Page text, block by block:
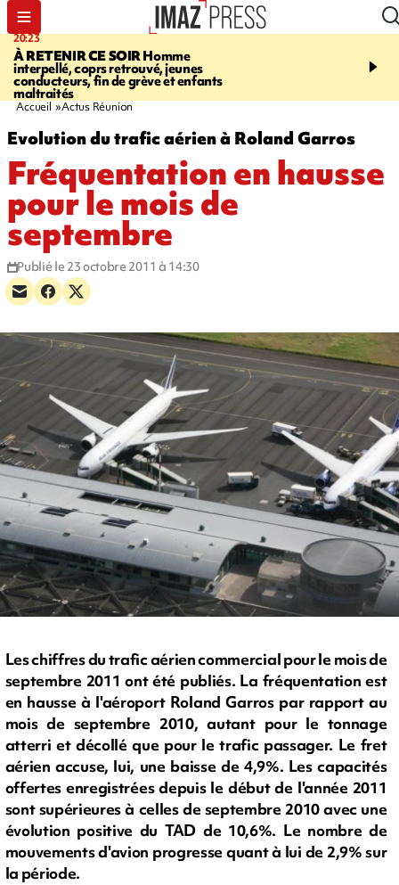
20:23
À RETENIR CE SOIRHomme
interpellé, coprs retrouvé, jeunes
conducteurs, fin de grève et enfants
maltraités
06:04
à La Réunion - des
Accueil Actus Réunion
Evolution du trafic aérien à Roland Garros
Fréquentation en hausse
pour le mois de
septembre
Publié le 23 octobre 2011 à 14:30
Les chiffres du trafic aérien commercial pour le mois de
septembre 2011 ont été publiés. La fréquentation est
en hausse à l'aéroport Roland Garros par rapport au
mois de septembre 2010, autant pour le tonnage
atterri et décollé que pour le trafic passager. Le fret
aérien accuse, lui, une baisse de 4,9%. Les capacités
offertes enregistrées depuis le début de l'année 2011
sont supérieures à celles de septembre 2010 avec une
évolution positive du TAD de 10,6%. Le nombre de
mouvements d'avion progresse quant à lui de 2,9% sur
la période.